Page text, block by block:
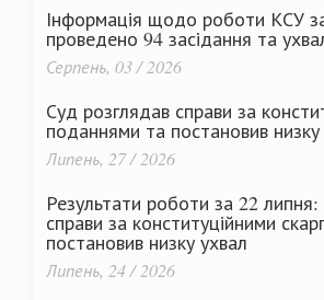
Інформація щодо роботи КСУ
проведено 94 засідання та
Серпень, 03 / 2026
Суд розглядав справи за
поданнями та постановив низку
Липень, 27 / 2026
Результати роботи за 22
справи за конституційними
постановив низку ухвал
Липень, 24 / 2026